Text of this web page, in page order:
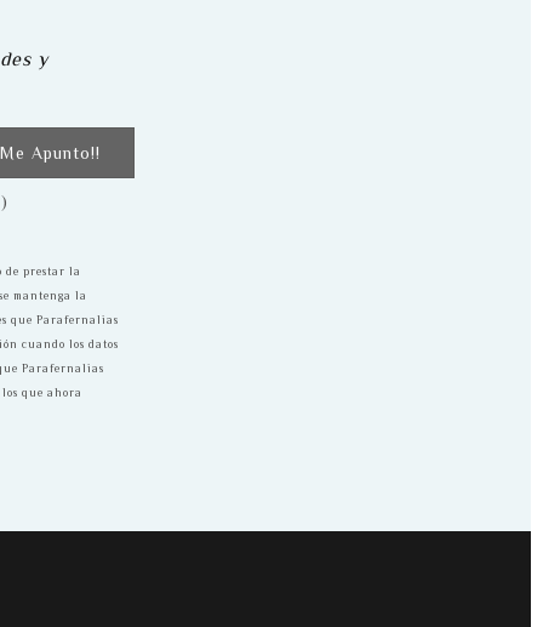
y
de prestar la
mantenga la
que Parafernalias
cuando los datos
Parafernalias
que ahora